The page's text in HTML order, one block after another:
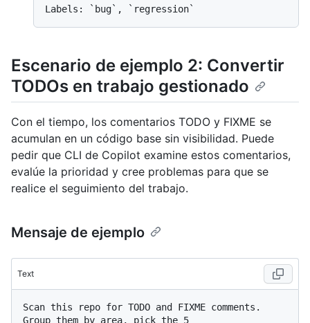
Escenario de ejemplo 2: Convertir
TODOs en trabajo gestionado
Con el tiempo, los comentarios TODO y FIXME se
acumulan en un código base sin visibilidad. Puede
pedir que CLI de Copilot examine estos comentarios,
evalúe la prioridad y cree problemas para que se
realice el seguimiento del trabajo.
Mensaje de ejemplo
Text
Scan this repo for TODO and FIXME comments.
Group them by area, pick the 5